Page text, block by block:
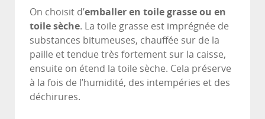
On choisit d’emballer en toile grasse ou en
toile sèche. La toile grasse est imprégnée de
substances bitumeuses, chauffée sur de la
paille et tendue très fortement sur la caisse,
ensuite on étend la toile sèche. Cela préserve
à la fois de l’humidité, des intempéries et des
déchirures.